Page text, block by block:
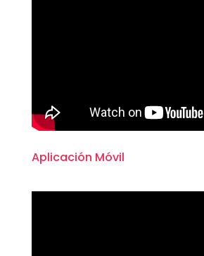
Aplicación Móvil